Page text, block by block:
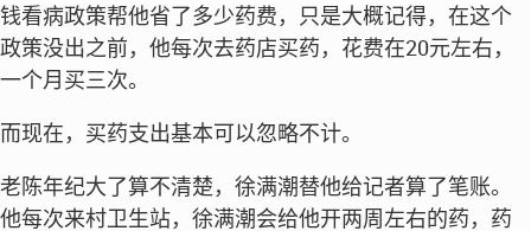
钱看病政策帮他省了多少药费，只是大概记得，在这个
政策没出之前，他每次去药店买药，花费在20元左右，
一个月买三次。
而现在，买药支出基本可以忽略不计。
老陈年纪大了算不清楚，徐满潮替他给记者算了笔账。
他每次来村卫生站，徐满潮会给他开两周左右的药，药